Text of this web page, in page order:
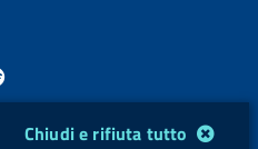
Chiudi e rifiuta tutto
l
a